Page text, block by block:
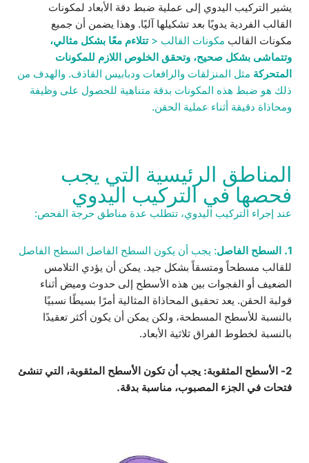
يشير التركيب اليدوي إلى عملية ضبط دقة الأبعاد لمكونات
القالب الفردية يدويًا بعد تشكيلها آليًا. وهذا يضمن أن جميع
مكونات القالب مكونات القالب < تتلاءم معًا بشكل مثالي،
وتتماشى بشكل صحيح، وتحقق الخلوص اللازم للمكونات
المتحركة مثل المنزلقات والرافعات ودبابيس القاذف. والهدف من
ذلك هو ضبط هذه المكونات بدقة متناهية للحصول على وظيفة
ومحاذاة دقيقة أثناء عملية الحقن.
المناطق الرئيسية التي يجب
فحصها في التركيب اليدوي
عند إجراء التركيب اليدوي، تتطلب عدة مناطق حرجة الفحص:
1. السطح الفاصل : يجب أن يكون السطح الفاصل السطح الفاصل
للقالب مسطحاً ومتسقاً بشكل جيد. يمكن أن يؤدي التلامس
الضعيف أو الفجوات بين هذه الأسطح إلى حدوث وميض أثناء
قولبة الحقن. يعد تحقيق المحاذاة المثالية أمرًا بسيطًا نسبيًا
بالنسبة للأسطح المسطحة، ولكن يمكن أن يكون أكثر تعقيدًا
بالنسبة لخطوط الفراق ثلاثية الأبعاد.
2- الأسطح المثقوبة: يجب أن تكون الأسطح المثقوبة، التي تنشئ
فتحات في الجزء المصبوب، مناسبة بدقة.